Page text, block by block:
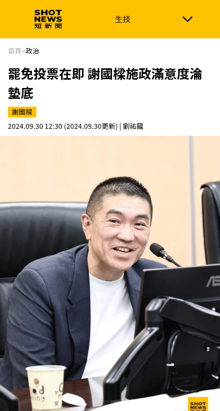
生技
生技 政治
新南向 體育
首頁>政治
罷免投票在即 謝國樑施政滿意度淪
墊底
謝國樑
2024.09.30 12:30 (2024.09.30更新) | 劉祐龍